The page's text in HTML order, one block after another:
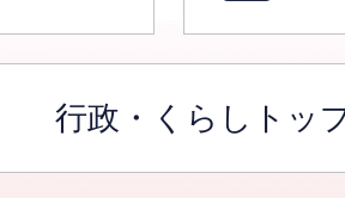
行政・くらしトッ